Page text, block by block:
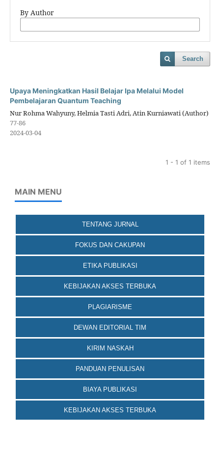
By Author
Search
Upaya Meningkatkan Hasil Belajar Ipa Melalui Model
Pembelajaran Quantum Teaching
Nur Rohma Wahyuny, Helmia Tasti Adri, Atin Kurniawati (Author)
77-86
2024-03-04
1 - 1 of 1 items
MAIN MENU
TENTANG JURNAL
FOKUS DAN CAKUPAN
ETIKA PUBLIKASI
KEBIJAKAN AKSES TERBUKA
PLAGIARISME
DEWAN EDITORIAL TIM
KIRIM NASKAH
PANDUAN PENULISAN
BIAYA PUBLIKASI
KEBIJAKAN AKSES TERBUKA